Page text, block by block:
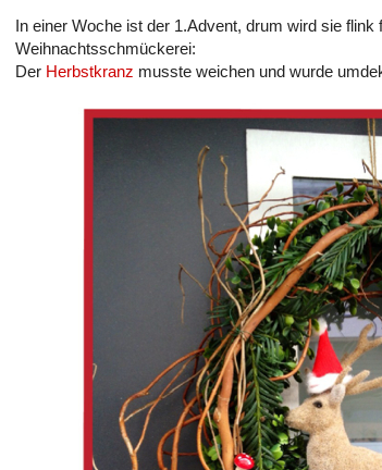
In einer Woche ist der 1.Advent, drum wird sie
Weihnachtsschmückerei:
Der Herbstkranz musste weichen und wurde